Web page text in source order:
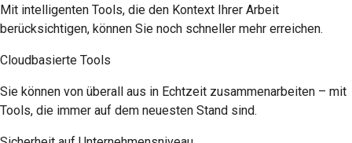
Mit intelligenten Tools, die den Kontext Ihrer Arbeit
berücksichtigen, können Sie noch schneller mehr erreichen.
Cloudbasierte Tools
Sie können von überall aus in Echtzeit zusammenarbeiten – mit
Tools, die immer auf dem neuesten Stand sind.